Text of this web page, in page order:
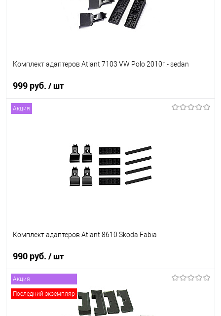
Комплект адаптеров Atlant 7103 VW Polo 2010г.- sedan
999 руб. / шт
Акция
Комплект адаптеров Atlant 8610 Skoda Fabia
990 руб. / шт
В наличии
Акция
Последний экземпляр